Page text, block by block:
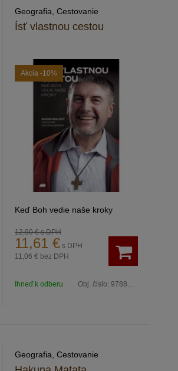
Geografia, Cestovanie
Ísť vlastnou cestou
Akcia -10%
Keď Boh vedie naše kroky
12,90 €s DPH
11,61 € s DPH
11,06 € bez DPH
Ihneď k odberu Obj. čislo: 9788080745813
Geografia, Cestovanie